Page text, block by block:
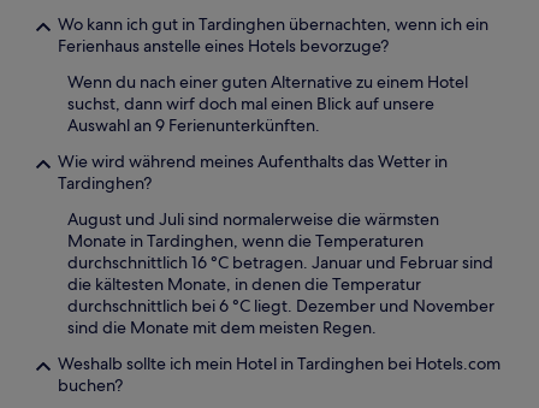
Wo kann ich gut in Tardinghen übernachten, wenn ich ein
Ferienhaus anstelle eines Hotels bevorzuge?
Wenn du nach einer guten Alternative zu einem Hotel
suchst, dann wirf doch mal einen Blick auf unsere
Auswahl an 9 Ferienunterkünften.
Wie wird während meines Aufenthalts das Wetter in
Tardinghen?
August und Juli sind normalerweise die wärmsten
Monate in Tardinghen, wenn die Temperaturen
durchschnittlich 16 °C betragen. Januar und Februar sind
die kältesten Monate, in denen die Temperatur
durchschnittlich bei 6 °C liegt. Dezember und November
sind die Monate mit dem meisten Regen.
Weshalb sollte ich mein Hotel in Tardinghen bei Hotels.com
buchen?